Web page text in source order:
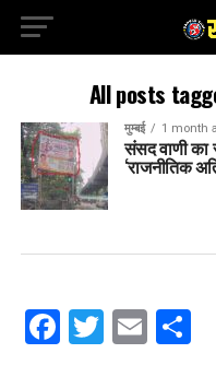
All posts
मुम्बई 1 month
संसद वाणी का
‘राजनीतिक
Facebook
Twitter
Email